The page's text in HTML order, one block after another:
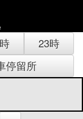
23時
停留所